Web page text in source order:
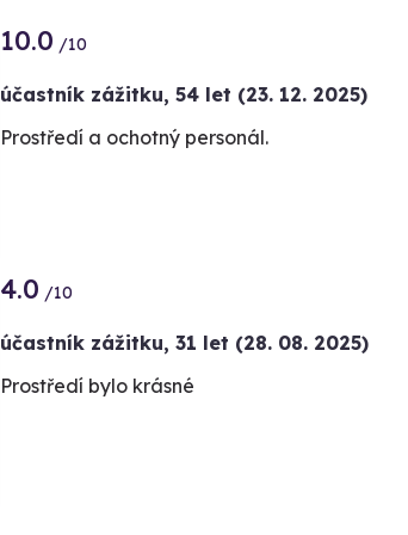
10.0 /10
účastník zážitku, 54 let (23. 12. 2025)
Prostředí a ochotný personál.
4.0 /10
účastník zážitku, 31 let (28. 08. 2025)
Prostředí bylo krásné